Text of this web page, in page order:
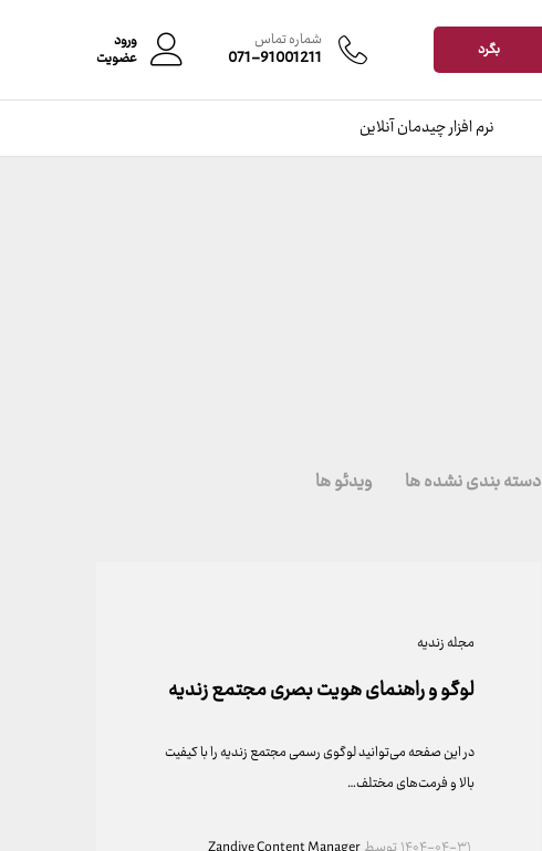
بگرد شماره تماس
071-91001211
ورود
عضویت
نرم افزار چیدمان آنلاین
دسته بندی نشده ها ویدئو ها
مجله زندیه
لوگو و راهنمای هویت بصری مجتمع زندیه
در این صفحه می‌توانید لوگوی رسمی مجتمع زندیه را با کیفیت
بالا و فرمت‌های مختلف…